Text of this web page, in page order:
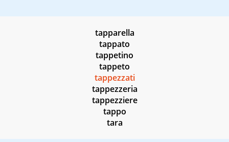
tapparella
tappato
tappetino
tappeto
tappezzati
tappezzeria
tappezziere
tappo
tara